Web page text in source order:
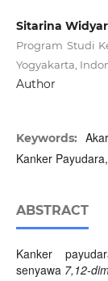
Sitarina
Program Studi
Yogyakarta,
Author
Keywords:
Kanker
ABSTRACT
Kanker
senyawa 7,12-